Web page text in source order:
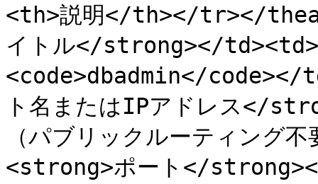
<th>説明</th></tr></
イトル</strong></
<code>dbadmin</
ト名またはIPアドレス</
（パブリックルーティン
<strong>ポート</